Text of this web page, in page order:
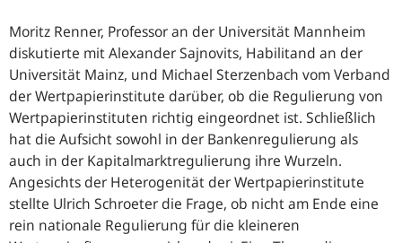
Moritz Renner, Professor an der Universität Mannheim
diskutierte mit Alexander Sajnovits, Habilitand an der
Universität Mainz, und Michael Sterzenbach vom Verband
der Wertpapierinstitute darüber, ob die Regulierung von
Wertpapierinstituten richtig eingeordnet ist. Schließlich
hat die Aufsicht sowohl in der Bankenregulierung als
auch in der Kapitalmarktregulierung ihre Wurzeln.
Angesichts der Heterogenität der Wertpapierinstitute
stellte Ulrich Schroeter die Frage, ob nicht am Ende eine
rein nationale Regulierung für die kleineren